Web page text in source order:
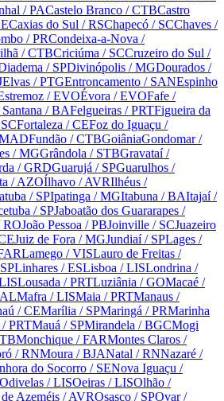
/ PACastelo Branco / CTBCastro
Caxias do Sul / RSChapecó / SCChaves /
/ PRCondeixa-a-Nova /
/ CTBCriciúma / SCCruzeiro do Sul /
/ SPDivinópolis / MGDourados /
Elvas / PTGEntroncamento / SANEspinho
/ EVOÉvora / EVOFafe /
/ BAFelgueiras / PRTFigueira da
Fortaleza / CEFoz do Iguaçu /
Fundão / CTBGoiâniaGondomar/
/ MGGrândola / STBGravataí/
/ GRDGuarujá / SPGuarulhos /
/ AZOÍlhavo / AVRIlhéus /
/ SPIpatinga / MGItabuna / BAItajaí/
/ SPJaboatão dos Guararapes /
ROJoão Pessoa / PBJoinville / SCJuazeiro
Juiz de Fora / MGJundiaí/ SPLages /
Lamego / VISLauro de Freitas /
Linhares / ESLisboa / LISLondrina /
Lousada / PRTLuziânia / GOMacaé /
Mafra / LISMaia / PRTManaus /
/ CEMarília / SPMaringá / PRMarinha
/ PRTMauá / SPMirandela / BGCMogi
Monchique / FARMontes Claros /
/ RNMoura / BJANatal / RNNazaré /
do Socorro / SENova Iguaçu /
Odivelas / LISOeiras / LISOlhão /
Azeméis / AVROsasco / SPOvar/